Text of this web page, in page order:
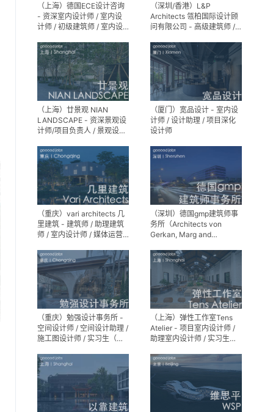
（上海）德国ECE设计咨询
- 资深室内设计师 / 室内设
计师 / 初级建筑师 / 室内设
习生
（深圳/香港）L&P
Architects 瓴柏国际设计顾
问有限公司 - 高级建筑师 /
精装设计师
（上海）廿景观 NIAN
LANDSCAPE - 资深景观设
计师/项目负责人 / 景观设计
（厦门）宽品设计 - 室内设
计师 / 设计助理 / 项目深化
设计师
（重庆）vari architects 几
里建筑 - 建筑师 / 助理建筑
师 / 室内设计师 / 媒体运营
（深圳）德国gmp建筑师事
务所（Architects von
Gerkan, Marg and
（重庆）勉强设计事务所 -
空间设计师 / 空间设计助理 /
施工图设计师 / 实习生（长
（上海）弹性工作室Tens
Atelier - 项目室内设计师 /
助理室内设计师 / 实习生